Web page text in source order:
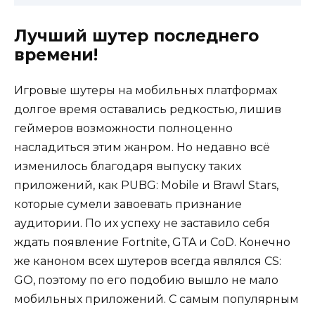
Лучший шутер последнего
времени!
Игровые шутеры на мобильных платформах
долгое время оставались редкостью, лишив
геймеров возможности полноценно
насладиться этим жанром. Но недавно всё
изменилось благодаря выпуску таких
приложений, как PUBG: Mobile и Brawl Stars,
которые сумели завоевать признание
аудитории. По их успеху не заставило себя
ждать появление Fortnite, GTA и CoD. Конечно
же каноном всех шутеров всегда являлся CS:
GO, поэтому по его подобию вышло не мало
мобильных приложений. С самым популярным